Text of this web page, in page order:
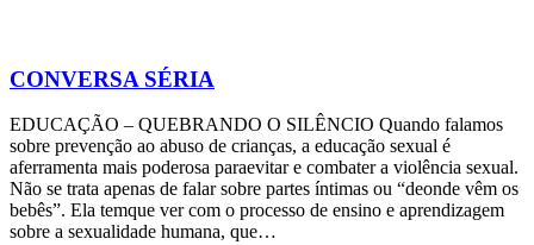
CONVERSA SÉRIA
EDUCAÇÃO – QUEBRANDO O SILÊNCIO Quando falamos
sobre prevenção ao abuso de crianças, a educação sexual é
aferramenta mais poderosa paraevitar e combater a violência sexual.
Não se trata apenas de falar sobre partes íntimas ou “deonde vêm os
bebês”. Ela temque ver com o processo de ensino e aprendizagem
sobre a sexualidade humana, que…